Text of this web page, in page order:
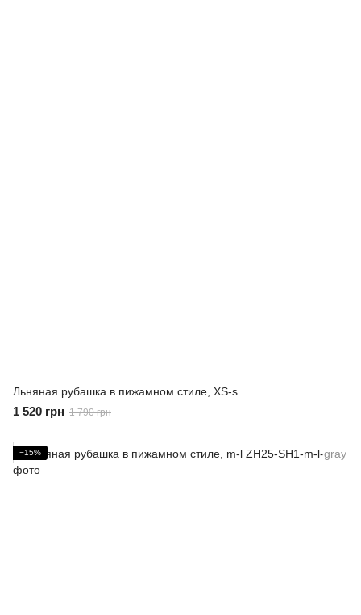
Льняная рубашка в пижамном стиле, XS-s
1 520 грн 1 790 грн
−15%